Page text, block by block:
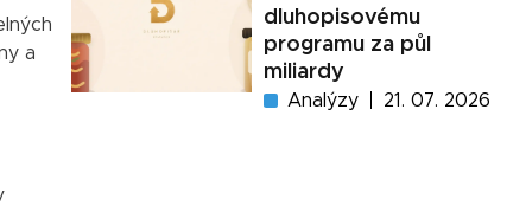
a
dluhopisovému
programu za půl
miliardy
Analýzy 21. 07. 2026